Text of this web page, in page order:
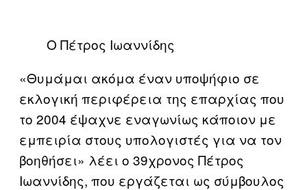
Ο Πέτρος Ιωαννίδης
«Θυμάμαι ακόμα έναν υποψήφιο σε
εκλογική περιφέρεια της επαρχίας που
το 2004 έψαχνε εναγωνίως κάποιον με
εμπειρία στους υπολογιστές για να τον
βοηθήσει» λέει ο 39χρονος Πέτρος
Ιωαννίδης, που εργάζεται ως σύμβουλος